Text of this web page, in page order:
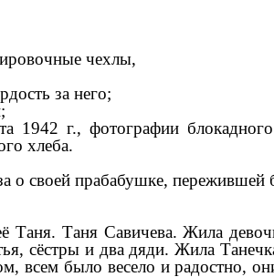
чехлы,
за него;
1942 г., фотографии
хлеба.
о своей прабабушке, пережившей
Таня Савичева. Жила
сёстры и два дяди. Жила
всем было весело и радостно,